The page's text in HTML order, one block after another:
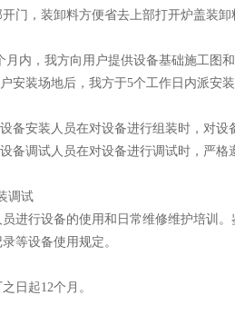
开门，装卸料方便省去上部打开炉盖装
月内，我方向用户提供设备基础施工图
安装场地后，我方于5个工作日内派安
备安装人员在对设备进行组装时，对
备调试人员在对设备进行调试时，严格
调试
进行设备的使用和日常维修维护培训
等设备使用规定。
日起12个月。